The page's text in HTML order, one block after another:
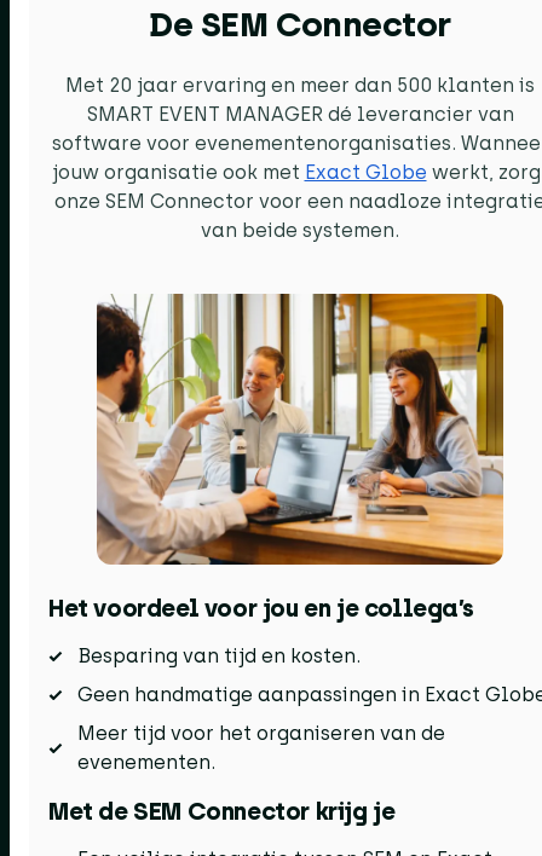
De SEM Connector
Met 20 jaar ervaring en meer dan 500 klanten is
SMART EVENT MANAGER dé leverancier van
software voor evenementenorganisaties.
jouw organisatie ook met Exact Globe werkt,
onze SEM Connector voor een naadloze
van beide systemen.
Het voordeel voor jou en je collega’s
Besparing van tijd en kosten.
Geen handmatige aanpassingen in Exact
Meer tijd voor het organiseren van de
evenementen.
Met de SEM Connector krijg je